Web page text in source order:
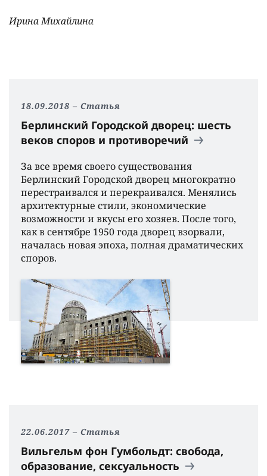
Ирина Михайлина
18.09.2018 Статья
Берлинский Городской дворец: шесть
веков споров и противоречий
За все время своего существования
Берлинский Городской дворец многократно
перестраивался и перекраивался. Менялись
архитектурные стили, экономические
возможности и вкусы его хозяев. После того,
как в сентябре 1950 года дворец взорвали,
началась новая эпоха, полная драматических
споров.
22.06.2017 Статья
Вильгельм фон Гумбольдт: свобода,
образование, сексуальность